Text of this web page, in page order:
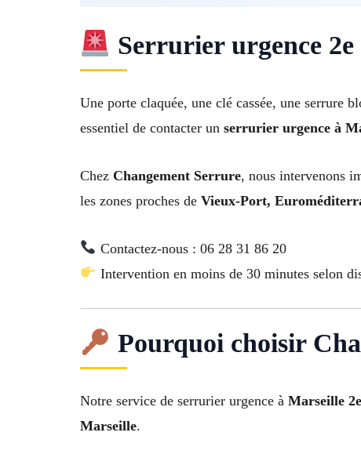
Serrurier urgence
Une porte claquée, une clé cassée, une serrure
essentiel de contacter un serrurier urgence à
Chez Changement Serrure, nous intervenons
les zones proches de Vieux-Port,
Contactez-nous : 06 28 31 86 20
Intervention en moins de 30 minutes selon
Pourquoi choisir
Notre service de serrurier urgence à Marseille
Marseille.